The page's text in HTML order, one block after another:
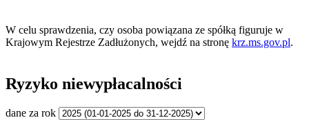
W celu sprawdzenia, czy osoba powiązana ze spółką figuruje w
Krajowym Rejestrze Zadłużonych, wejdź na stronę krz.ms.gov.pl.
Ryzyko niewypłacalności
dane za rok